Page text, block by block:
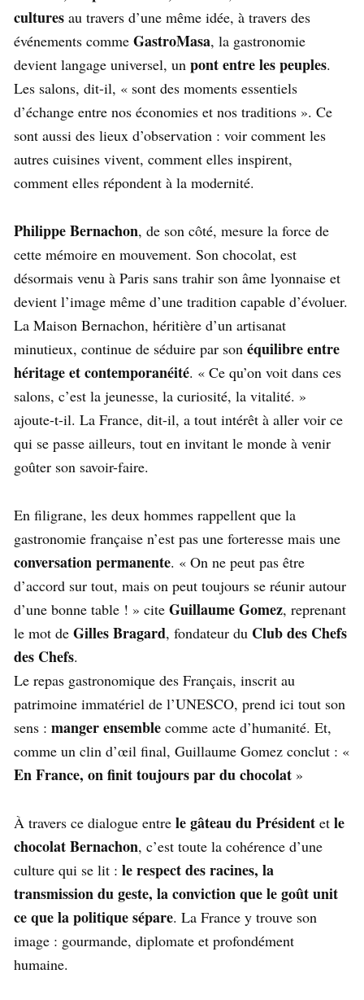
cultures au travers d’une même idée, à travers des
événements comme GastroMasa, la gastronomie
devient langage universel, un pont entre les peuples.
Les salons, dit-il, « sont des moments essentiels
d’échange entre nos économies et nos traditions ». Ce
sont aussi des lieux d’observation : voir comment les
autres cuisines vivent, comment elles inspirent,
comment elles répondent à la modernité.
Philippe Bernachon, de son côté, mesure la force de
cette mémoire en mouvement. Son chocolat, est
désormais venu à Paris sans trahir son âme lyonnaise et
devient l’image même d’une tradition capable d’évoluer.
La Maison Bernachon, héritière d’un artisanat
minutieux, continue de séduire par son équilibre entre
héritage et contemporanéité. « Ce qu’on voit dans ces
salons, c’est la jeunesse, la curiosité, la vitalité. »
ajoute-t-il. La France, dit-il, a tout intérêt à aller voir ce
qui se passe ailleurs, tout en invitant le monde à venir
goûter son savoir-faire.
En filigrane, les deux hommes rappellent que la
gastronomie française n’est pas une forteresse mais une
conversation permanente. « On ne peut pas être
d’accord sur tout, mais on peut toujours se réunir autour
d’une bonne table ! » cite Guillaume Gomez, reprenant
le mot de Gilles Bragard, fondateur du Club des Chefs
des Chefs.
Le repas gastronomique des Français, inscrit au
patrimoine immatériel de l’UNESCO, prend ici tout son
sens : manger ensemble comme acte d’humanité. Et,
comme un clin d’œil final, Guillaume Gomez conclut : «
En France, on finit toujours par du chocolat »
À travers ce dialogue entre le gâteau du Président et le
chocolat Bernachon, c’est toute la cohérence d’une
culture qui se lit : le respect des racines, la
transmission du geste, la conviction que le goût unit
ce que la politique sépare. La France y trouve son
image : gourmande, diplomate et profondément
humaine.